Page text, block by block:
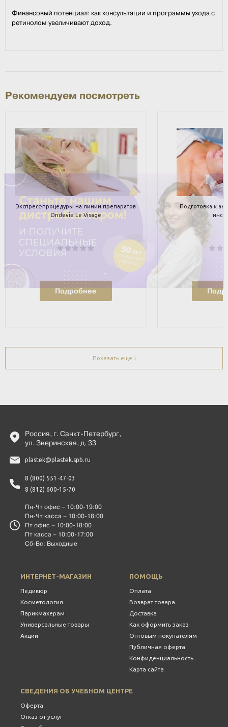
⁠Финансовый потенциал: как консультации и программы ухода с
ретинолом увеличивают доход.
Рекомендуем посмотреть
Экспресс-процедуры на линии препаратов
Ondevie Le Visage
Подробнее
Подготовка к
Показать еще
Россия, г. Санкт-Петербург,
ул. Зверинская, д. 33
plastek@plastek.spb.ru
8 (800) 551-47-03
8 (812) 600-15-70
Пн-Чт офис – 10:00-19:00
Пн-Чт касса – 10:00-18:00
Пт офис – 10:00-18:00
Пт касса – 10:00-17:00
Сб-Вс: Выходные
ИНТЕРНЕТ-МАГАЗИН
Педикюр
Косметология
Парикмахерам
Универсальные товары
Акции
ПОМОЩЬ
Оплата
Возврат товара
Доставка
Как оформить заказ
Оптовым покупателям
Публичная оферта
Конфиденциальность
Карта сайта
СВЕДЕНИЯ ОБ УЧЕБНОМ ЦЕНТРЕ
Оферта
Отказ от услуг